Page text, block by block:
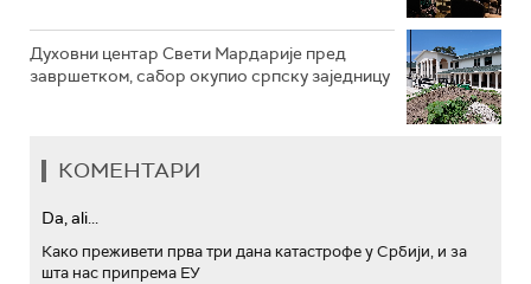
Духовни центар Свети Мардарије пред
завршетком, сабор окупио српску заједницу
КОМЕНТАРИ
Da, ali...
Како преживети прва три дана катастрофе у Србији, и за
шта нас припрема ЕУ